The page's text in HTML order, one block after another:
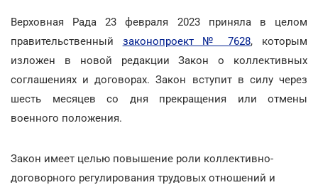
Верховная Рада 23 февраля 2023 приняла в целом
правительственный законопроект № 7628, которым
изложен в новой редакции Закон о коллективных
соглашениях и договорах. Закон вступит в силу через
шесть месяцев со дня прекращения или отмены
военного положения.
Закон имеет целью повышение роли коллективно-
договорного регулирования трудовых отношений и